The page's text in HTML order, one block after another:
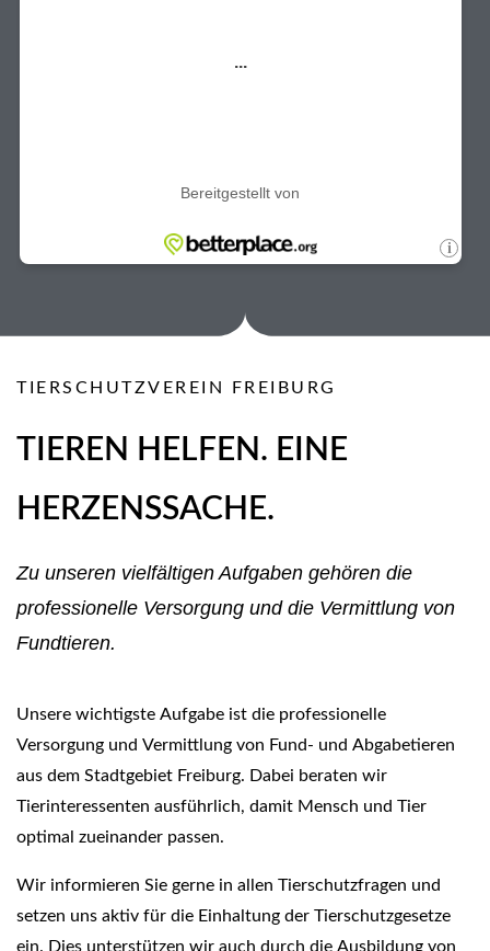
TIERSCHUTZVEREIN FREIBURG
TIEREN HELFEN. EINE
HERZENSSACHE.
Zu unseren vielfältigen Aufgaben gehören die
professionelle Versorgung und die Vermittlung von
Fundtieren.
Unsere wichtigste Aufgabe ist die professionelle
Versorgung und Vermittlung von Fund- und Abgabetieren
aus dem Stadtgebiet Freiburg. Dabei beraten wir
Tierinteressenten ausführlich, damit Mensch und Tier
optimal zueinander passen.
Wir informieren Sie gerne in allen Tierschutzfragen und
setzen uns aktiv für die Einhaltung der Tierschutzgesetze
ein. Dies unterstützen wir auch durch die Ausbildung von